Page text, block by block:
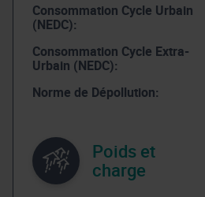
Consommation Cycle Urbain
(NEDC):
Consommation Cycle Extra-
Urbain (NEDC):
Norme de Dépollution:
Poids et
charge